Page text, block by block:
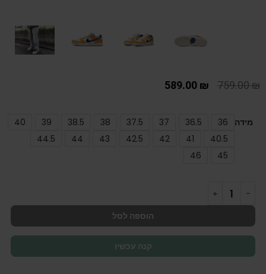
759.00₪
589.00 ₪
מידה 36
36.5
37
37.5
38
38.5
39
40
40.5
41
42
42.5
43
44
44.5
45
46
הוספה לסל
קנה עכשיו